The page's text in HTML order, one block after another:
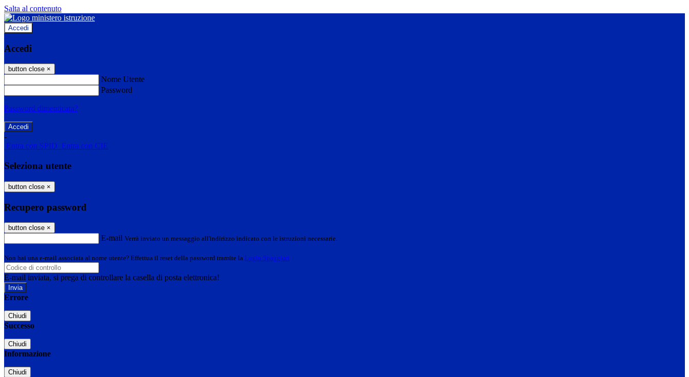
Salta al contenuto
Accedi
Accedi
button close ×
Nome Utente
Password
Password dimenticata?
-
Entra con SPID Entra con CIE
Seleziona utente
button close ×
Recupero password
button close ×
E-mail Verrà inviato un messaggio all'indirizzo indicato con le istruzioni necessarie.
Non hai una e-mail associata al nome utente? Effettua il reset della password tramite la Login Spaggiari
E-mail inviata, si prega di controllare la casella di posta elettronica!
Errore
Chiudi
Successo
Chiudi
Informazione
Chiudi